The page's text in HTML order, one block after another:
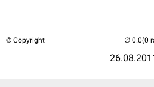
© Copyright (0